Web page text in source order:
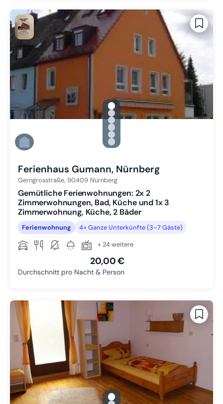
gallery.slide_selector
Zu Slide 1 wechseln
Zu Slide 2 wechseln
Zu Slide 3 wechseln
Zu Slide 4 wechseln
Zu Slide 5 wechseln
Zu Slide 6 wechseln
Ferienhaus Gumann, Nürnberg
Gerngrosstraße, 90409 Nürnberg
Gemütliche Ferienwohnungen: 2x 2
Zimmerwohnungen, Bad, Küche und 1x 3
Zimmerwohnung, Küche, 2 Bäder
Ferienwohnung 4× Ganze Unterkünfte (3–7 Gäste)
+ 24 weitere
20,00 €
Durchschnitt pro Nacht & Person
gallery.slide_selector